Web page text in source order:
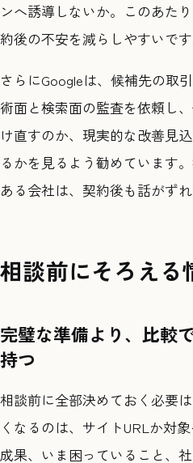
ンへ誘導しないか。このあた
約後の不安を減らしやすいです
さらにGoogleは、候補先の取
術面と検索面の監査を依頼し
け直すのか、現実的な改善見
るかを見るよう勧めています
ある会社は、契約後も話がずれ
相談前にそろえる
完璧な準備より、比較
持つ
相談前に全部決めておく必要
くなるのは、サイトURLか対
成果、いま困っていること、